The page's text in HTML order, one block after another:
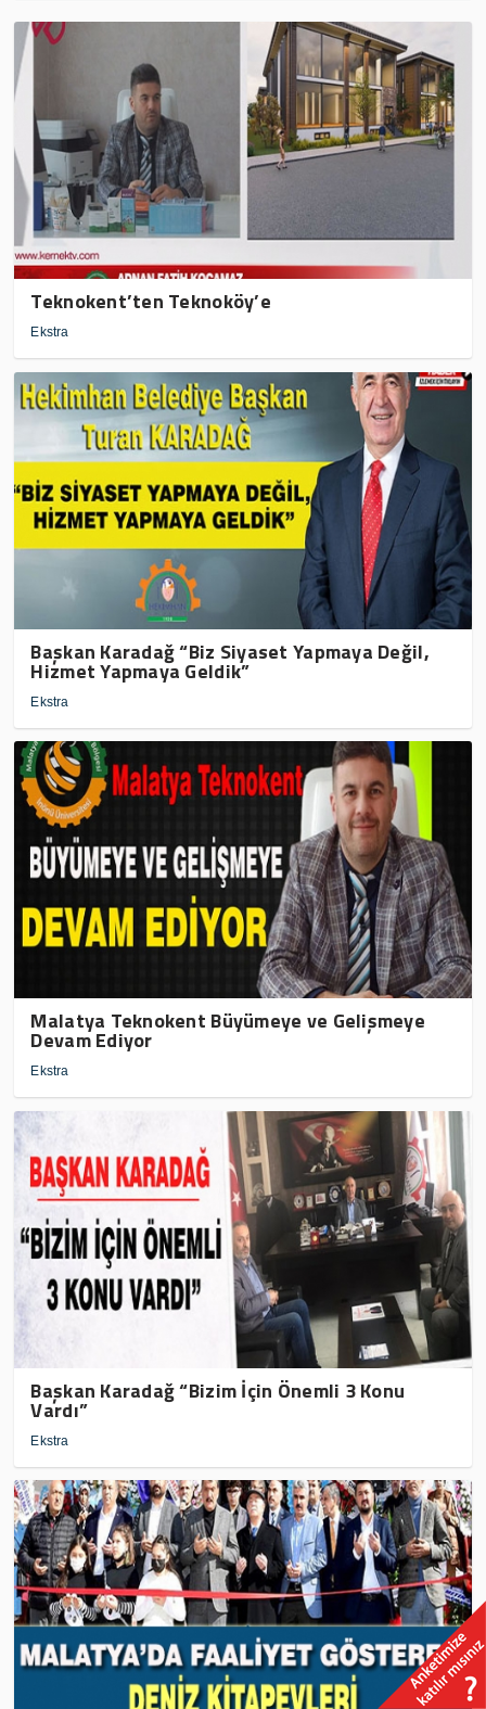
Teknokent’ten Teknoköy’e
Ekstra
Başkan Karadağ “Biz Siyaset Yapmaya Değil,
Hizmet Yapmaya Geldik”
Ekstra
Malatya Teknokent Büyümeye ve Gelişmeye
Devam Ediyor
Ekstra
Başkan Karadağ “Bizim İçin Önemli 3 Konu
Vardı”
Ekstra